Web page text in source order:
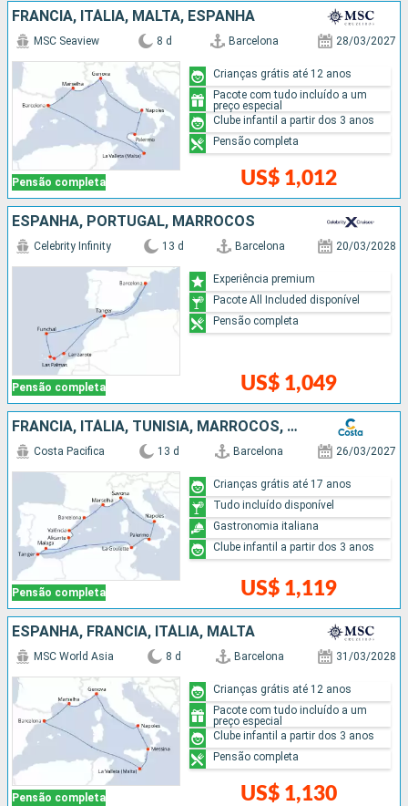
FRANCIA, ITÁLIA, MALTA, ESPANHA
Pensão completa
MSC Seaview 8 d Barcelona 28/03/2027
US$ 1,012
Crianças grátis até 12 anos
Pacote com tudo incluído a um
preço especial
Clube infantil a partir dos 3 anos
Pensão completa
ESPANHA, PORTUGAL, MARROCOS
Pensão completa
Celebrity Infinity 13 d Barcelona 20/03/2028
US$ 1,049
Experiência premium
Pacote All Included disponível
Pensão completa
FRANCIA, ITÁLIA, TUNÍSIA, MARROCOS, ESPANHA
Pensão completa
Costa Pacifica 13 d Barcelona 26/03/2027
US$ 1,119
Crianças grátis até 17 anos
Tudo incluído disponível
Gastronomia italiana
Clube infantil a partir dos 3 anos
ESPANHA, FRANCIA, ITÁLIA, MALTA
Pensão completa
MSC World Asia 8 d Barcelona 31/03/2028
US$ 1,130
Crianças grátis até 12 anos
Pacote com tudo incluído a um
preço especial
Clube infantil a partir dos 3 anos
Pensão completa